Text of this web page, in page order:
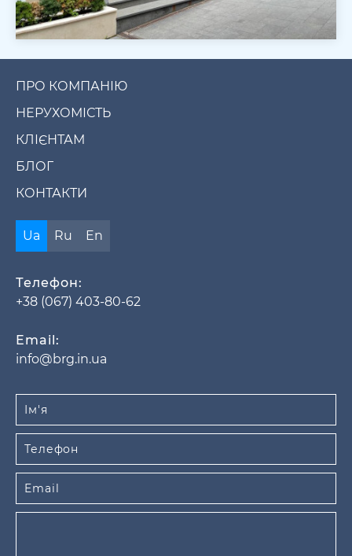
ПРО КОМПАНІЮ
НЕРУХОМІСТЬ
КЛІЄНТАМ
БЛОГ
КОНТАКТИ
Ua Ru En
Телефон:
+38 (067) 403-80-62
Email:
info@brg.in.ua